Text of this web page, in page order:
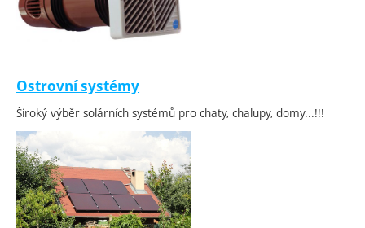
Ostrovní systémy
Široký výběr solárních systémů pro chaty, chalupy, domy...!!!